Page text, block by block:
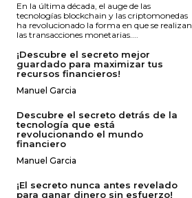
En la última década, el auge de las
tecnologías blockchain y las criptomonedas
ha revolucionado la forma en que se realizan
las transacciones monetarias....
¡Descubre el secreto mejor
guardado para maximizar tus
recursos financieros!
Manuel Garcia
Descubre el secreto detrás de la
tecnología que está
revolucionando el mundo
financiero
Manuel Garcia
¡El secreto nunca antes revelado
para ganar dinero sin esfuerzo!